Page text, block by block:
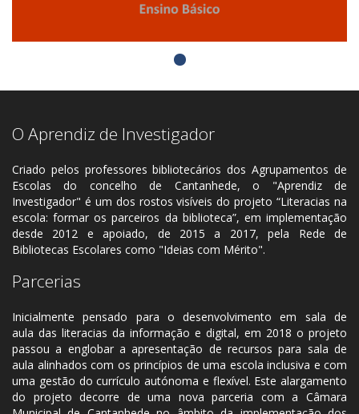
O Aprendiz de Investigador
Criado pelos professores bibliotecários dos Agrupamentos de
Escolas do concelho de Cantanhede, o "Aprendiz de
Investigador" é um dos rostos visíveis do projeto “Literacias na
escola: formar os parceiros da biblioteca”, em implementação
desde 2012 e apoiado, de 2015 a 2017, pela Rede de
Bibliotecas Escolares como "Ideias com Mérito".
Parcerias
Inicialmente pensado para o desenvolvimento em sala de
aula das literacias da informação e digital, em 2018 o projeto
passou a englobar a apresentação de recursos para sala de
aula alinhados com os princípios de uma escola inclusiva e com
uma gestão do currículo autónoma e flexível. Este alargamento
do projeto decorre de uma nova parceria com a Câmara